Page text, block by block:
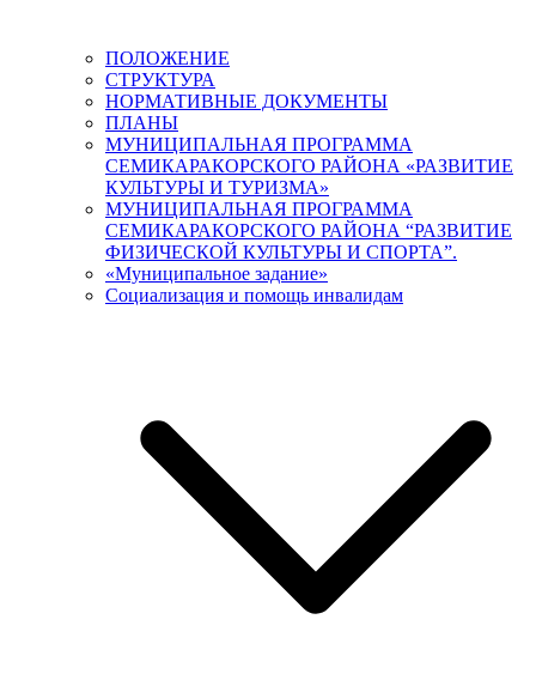
ПОЛОЖЕНИЕ
СТРУКТУРА
НОРМАТИВНЫЕ ДОКУМЕНТЫ
ПЛАНЫ
МУНИЦИПАЛЬНАЯ ПРОГРАММА
СЕМИКАРАКОРСКОГО РАЙОНА «РАЗВИТИЕ
КУЛЬТУРЫ И ТУРИЗМА»
МУНИЦИПАЛЬНАЯ ПРОГРАММА
СЕМИКАРАКОРСКОГО РАЙОНА “РАЗВИТИЕ
ФИЗИЧЕСКОЙ КУЛЬТУРЫ И СПОРТА”.
«Муниципальное задание»
Социализация и помощь инвалидам